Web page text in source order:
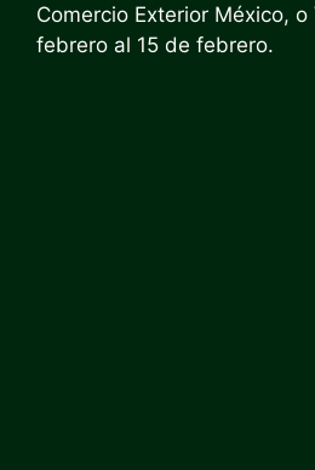
Comercio Exterior México,
febrero al 15 de febrero.